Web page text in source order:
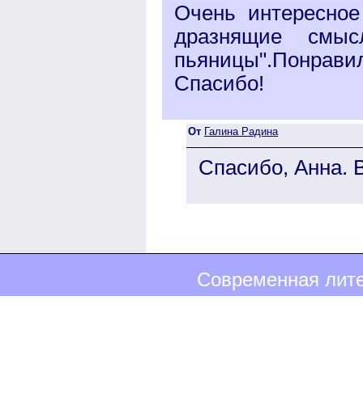
Очень
дразнящие
Спасибо!
От Галина Радина
Спасибо, Анна.
Современная